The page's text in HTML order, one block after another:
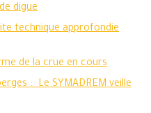
digue
technique approfondie
de la crue en cours
: Le SYMADREM veille